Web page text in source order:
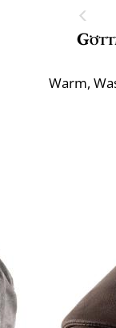
Warm,